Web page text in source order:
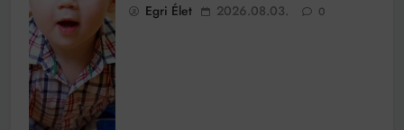
Egri Élet 2026.08.03. 0